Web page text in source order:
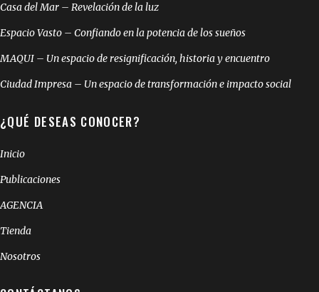
Casa del Mar – Revelación de la luz
Espacio Vasto – Confiando en la potencia de los sueños
MAQUI – Un espacio de resignificación, historia y encuentro
Ciudad Impresa – Un espacio de transformación e impacto social
¿QUÉ DESEAS CONOCER?
Inicio
Publicaciones
AGENCIA
Tienda
Nosotros